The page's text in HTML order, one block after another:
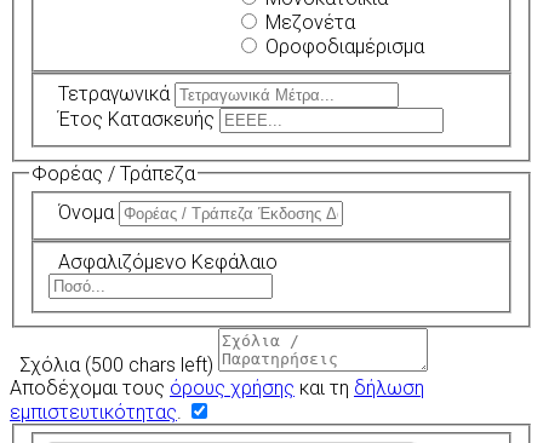
Μεζονέτα
Οροφοδιαμέρισμα
Τετραγωνικά
Έτος Κατασκευής
Φορέας / Τράπεζα
Όνομα
Ασφαλιζόμενο Κεφάλαιο
Σχόλια (500 chars left)
Αποδέχομαι τους όρους χρήσης και τη δήλωση
εμπιστευτικότητας